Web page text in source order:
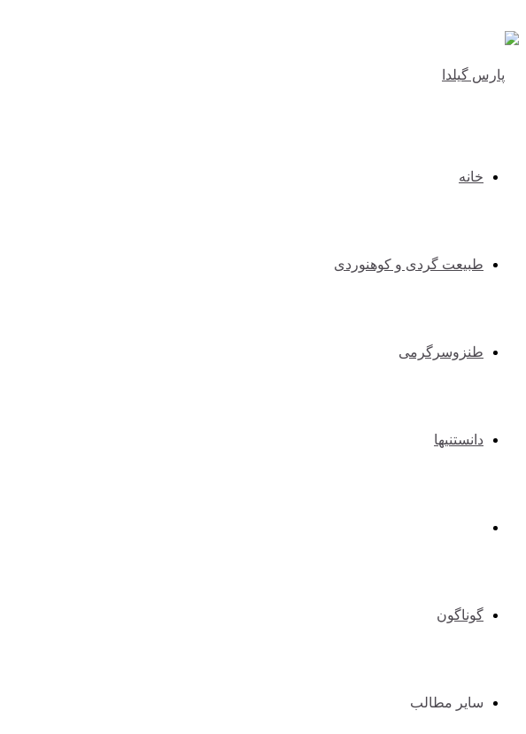
خانه
طبیعت گردی و کوهنوردی
طنزوسرگرمی
دانستنیها
گوناگون
سایر مطالب